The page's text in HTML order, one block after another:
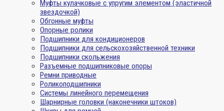
Муфты кулачковые с упругим элементом (эластичной
звездочкой)
Обгонные муфты
Опорные ролики
Подшипники для кондиционеров
Подшипники для сельскохозяйственной техники
Подшипники скольжения
Разъемные подшипниковые опоры
Ремни приводные
Роликоподшипники
Системы линейного перемещения
Шарнирные головки (наконечники штоков)